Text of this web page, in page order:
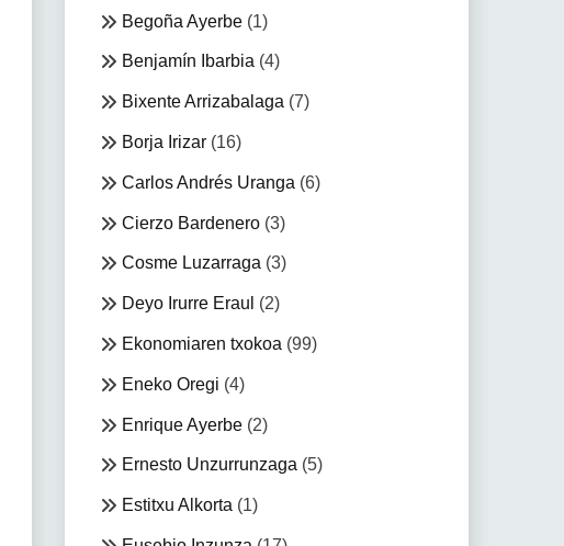
Begoña Ayerbe(1)
Benjamín Ibarbia (4)
Bixente Arrizabalaga (7)
Borja Irizar(16)
Carlos Andrés Uranga (6)
Cierzo Bardenero(3)
Cosme Luzarraga (3)
Deyo Irurre Eraul (2)
Ekonomiaren txokoa (99)
Eneko Oregi (4)
Enrique Ayerbe(2)
Ernesto Unzurrunzaga (5)
Estitxu Alkorta (1)